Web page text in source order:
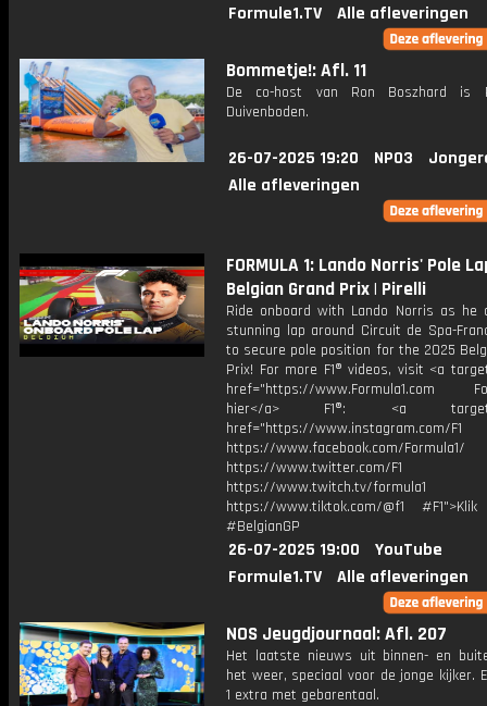
Formule1.TV
Alle afleveringen
Bommetje!: Afl. 11
De co-host van Ron Boszhard is
Duivenboden.
26-07-2025 19:20 NPO3
Alle afleveringen
FORMULA 1: Lando Norris' Pole
Belgian Grand Prix | Pirelli
Ride onboard with Lando Norris as he
stunning lap around Circuit de Spa-
to secure pole position for the 2025
Prix! For more F1® videos, visit <a
href="https://www.Formula1.com
hier</a> F1®: <a
href="https://www.instagram.com/F1
https://www.facebook.com/Formula1/
https://www.twitter.com/F1
https://www.twitch.tv/formula1
https://www.tiktok.com/@f1
#BelgianGP
26-07-2025 19:00
YouTube
Formule1.TV
Alle afleveringen
NOS Jeugdjournaal: Afl. 207
Het laatste nieuws uit binnen- en
het weer, speciaal voor de jonge kijker.
1 extra met gebarentaal.